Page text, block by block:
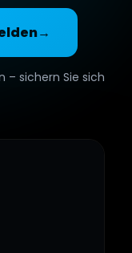
→
– sichern Sie sich